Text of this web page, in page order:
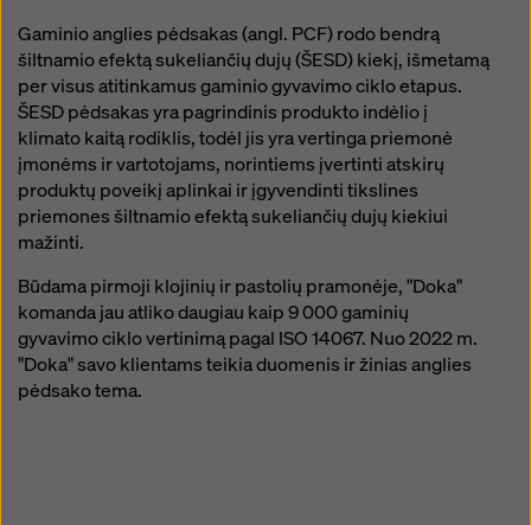
Gaminio anglies pėdsakas (angl. PCF) rodo bendrą
šiltnamio efektą sukeliančių dujų (ŠESD) kiekį, išmetamą
per visus atitinkamus gaminio gyvavimo ciklo etapus.
ŠESD pėdsakas yra pagrindinis produkto indėlio į
klimato kaitą rodiklis, todėl jis yra vertinga priemonė
įmonėms ir vartotojams, norintiems įvertinti atskirų
produktų poveikį aplinkai ir įgyvendinti tikslines
priemones šiltnamio efektą sukeliančių dujų kiekiui
mažinti.
Būdama pirmoji klojinių ir pastolių pramonėje, "Doka"
komanda jau atliko daugiau kaip 9 000 gaminių
gyvavimo ciklo vertinimą pagal ISO 14067. Nuo 2022 m.
"Doka" savo klientams teikia duomenis ir žinias anglies
pėdsako tema.
atšaukti su būsimuoju poveikiu ir nenurodydami
priežasties, paspaudę antsavo slapukų nustatymus
šios svetainės apačioje.
Daugiau informacijos apie mūsų slapukus galite rasti
mūsų privatumo politikoje. Taip pat siūlome galimybę
pasirinkti slapukus (išplėstiniai slapukų nustatymai).